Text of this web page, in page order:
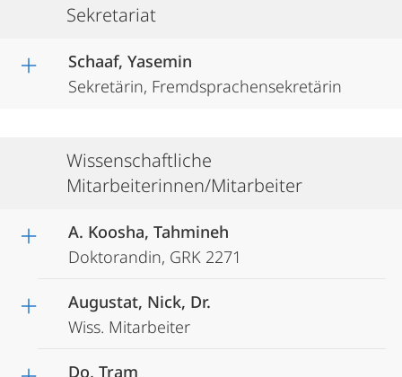
Sekretariat
Schaaf, Yasemin
Sekretärin, Fremdsprachensekretärin
Wissenschaftliche
Mitarbeiterinnen/Mitarbeiter
A. Koosha, Tahmineh
Doktorandin, GRK 2271
Augustat, Nick, Dr.
Wiss. Mitarbeiter
Do, Tram